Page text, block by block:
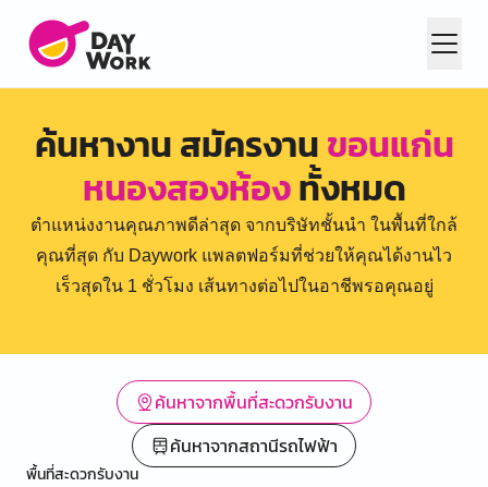
ค้นหางาน สมัครงานขอนแก่น
หนองสองห้องทั้งหมด
ตำแหน่งงานคุณภาพดีล่าสุด จากบริษัทชั้นนำ ในพื้นที่ใกล้
คุณที่สุด กับ Daywork แพลตฟอร์มที่ช่วยให้คุณได้งานไว
เร็วสุดใน 1 ชั่วโมง เส้นทางต่อไปในอาชีพรอคุณอยู่
ค้นหาจากพื้นที่สะดวกรับงาน
ค้นหาจากสถานีรถไฟฟ้า
พื้นที่สะดวกรับงาน